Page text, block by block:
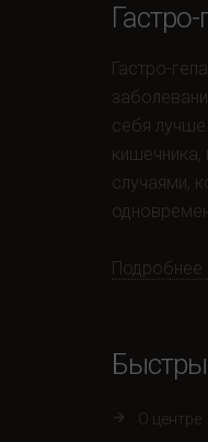
Гастро-
себя
случаями,
Подробнее
О центре